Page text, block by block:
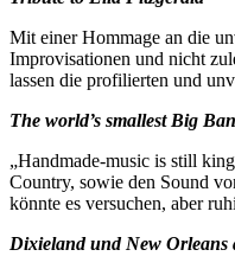
Mit einer Hommage an die
Improvisationen und nicht
lassen die profilierten und
The world’s smallest Big
„Handmade-music is still
Country, sowie den Sound
könnte es versuchen, aber
Dixieland und New Orleans